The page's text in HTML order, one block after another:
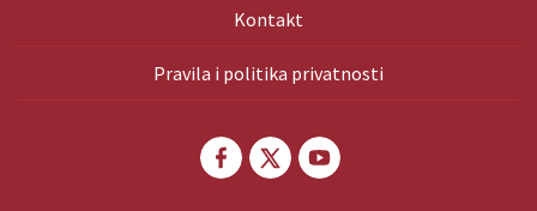
Kontakt
Pravila i politika privatnosti